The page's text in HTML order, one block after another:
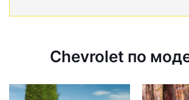
Chevrolet по